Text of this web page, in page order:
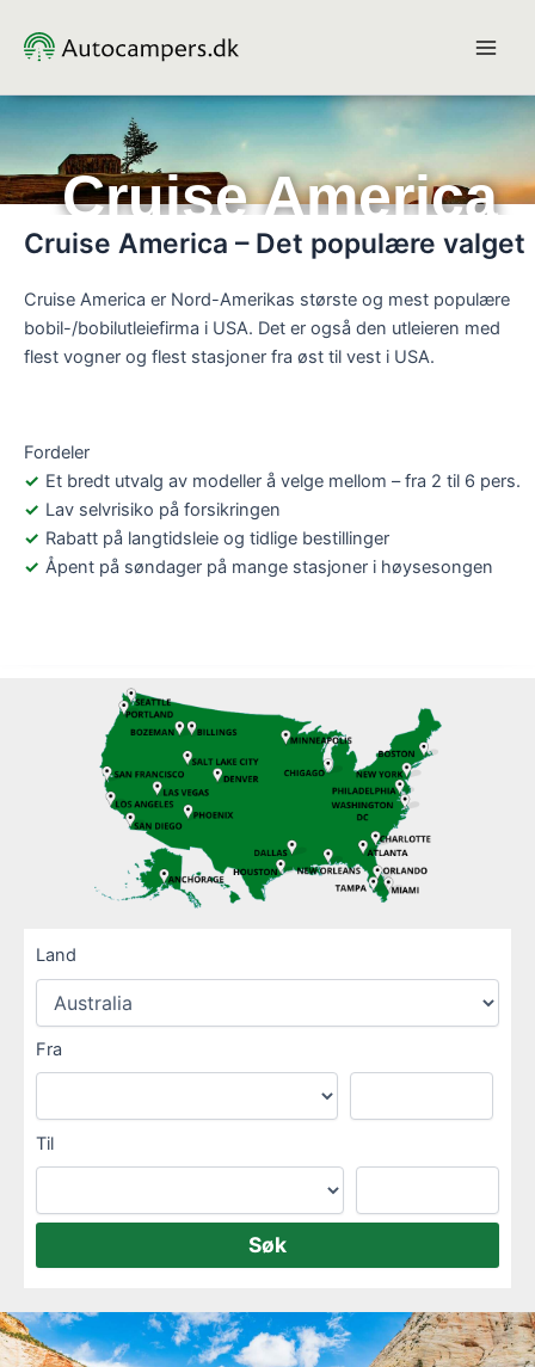
rett
innholdet
Cruise America
Cruise America – Det populære valget
Cruise America er Nord-Amerikas største og mest populære
bobil-/bobilutleiefirma i USA. Det er også den utleieren med
flest vogner og flest stasjoner fra øst til vest i USA.
Fordeler
Et bredt utvalg av modeller å velge mellom – fra 2 til 6 pers.
Lav selvrisiko på forsikringen
Rabatt på langtidsleie og tidlige bestillinger
Åpent på søndager på mange stasjoner i høysesongen
Land
Fra
Til